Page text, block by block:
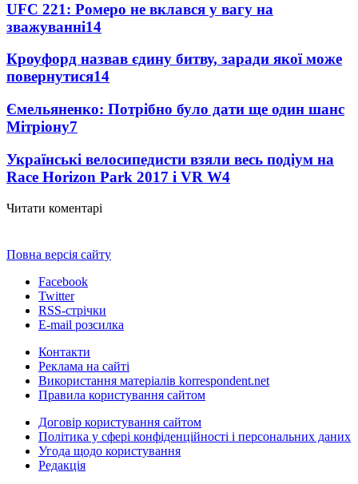
UFC 221: Ромеро не вклався у вагу на
зважуванні14
Кроуфорд назвав єдину битву, заради якої може
повернутися14
Ємельяненко: Потрібно було дати ще один шанс
Мітріону7
Українські велосипедисти взяли весь подіум на
Race Horizon Park 2017 і VR W4
Читати коментарі
Повна версія сайту
Facebook
Twitter
RSS-стрічки
E-mail розсилка
Контакти
Реклама на сайті
Використання матеріалів korrespondent.net
Правила користування сайтом
Договір користування сайтом
Політика у сфері конфіденційності і персональних даних
Угода щодо користування
Редакція